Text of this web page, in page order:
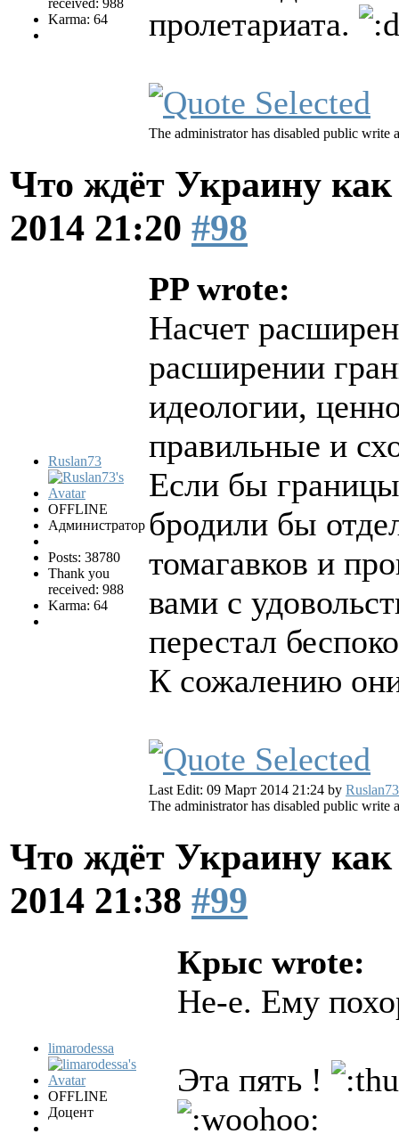
Karma: 64
пролетариата.
The administrator has disabled public write
Что ждёт Украину как
2014 21:20 #98
Ruslan73
OFFLINE
Администратор
Posts: 38780
Thank you
received: 988
Karma: 64
PP wrote:
Насчет
расширении
идеологии,
правильные и
Если бы
бродили бы
томагавков и
вами с
перестал
К сожалению
Last Edit: 09 Март 2014 21:24 by Ruslan73
The administrator has disabled public write
Что ждёт Украину как
2014 21:38 #99
limarodessa
OFFLINE
Доцент
Крыс wrote:
Не-е. Ему
Эта пять !